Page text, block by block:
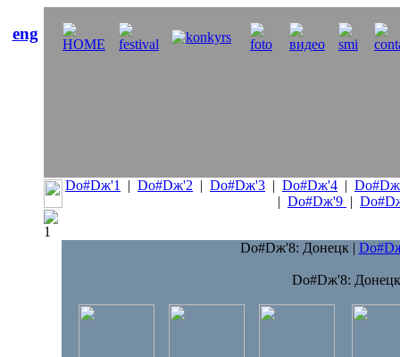
eng
Dо#Dж'1 | Dо#Dж'2 | Dо#Dж'3 | Dо#Dж'4 |
| Dо#Dж'9 |
Dо#Dж'8: Донецк|
Dо#Dж'8: Донецк